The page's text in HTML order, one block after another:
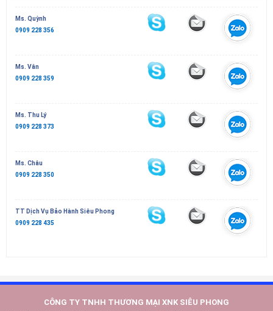
Ms. Quỳnh
0909 228 356
Ms. Vân
0909 228 359
Ms. Thu Lý
0909 228 373
Ms. Châu
0909 228 350
TT Dịch Vụ Bảo Hành Siêu Phong
0909 228 435
CÔNG TY TNHH THƯƠNG MẠI XNK SIÊU PHONG